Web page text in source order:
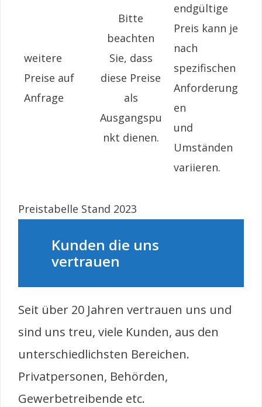
weitere
Preise auf
Anfrage
Bitte
beachten
Sie, dass
diese Preise
als
Ausgangspu
nkt dienen.
endgültige
Preis kann je
nach
spezifischen
Anforderung
en
und
Umständen
variieren.
Preistabelle Stand 2023
Kunden die uns
vertrauen
Seit über 20 Jahren vertrauen uns und
sind uns treu, viele Kunden, aus den
unterschiedlichsten Bereichen.
Privatpersonen, Behörden,
Gewerbetreibende etc.